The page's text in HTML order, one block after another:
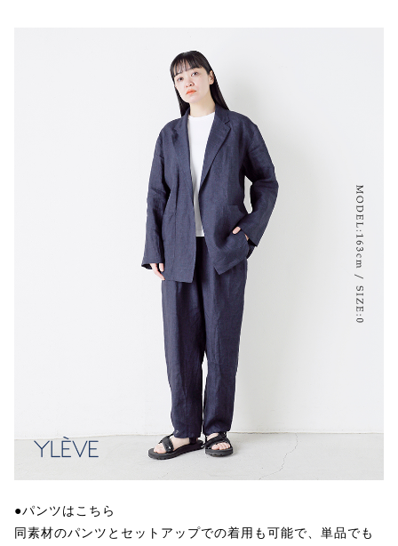
●パンツはこちら
同素材のパンツとセットアップでの着用も可能で、単品でも